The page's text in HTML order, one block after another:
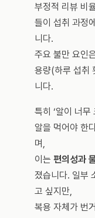
부정적 리뷰 비
들이 섭취 과정
니다.
주요 불만 요인
용량(하루 섭취
니다.
특히 ‘알이 너무
알을 먹어야 한
며,
이는 편의성과
졌습니다. 일부
고 싶지만,
복용 자체가 번